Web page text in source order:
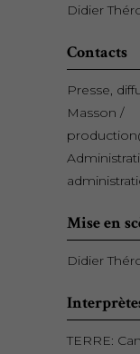
Didier
Contacts
Presse,
Masson /
Mise en
Didier
TERRE: